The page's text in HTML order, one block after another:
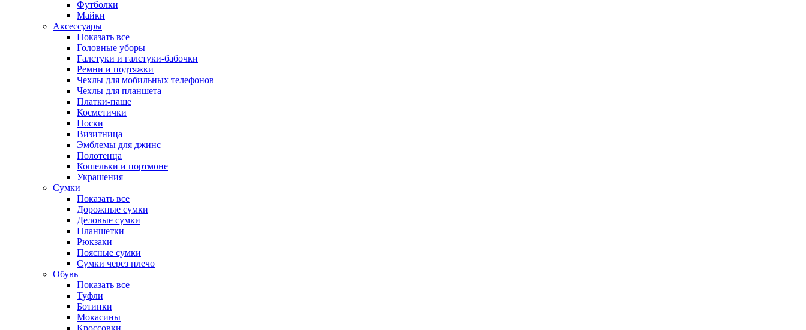
Футболки
Майки
Аксессуары
Показать все
Головные уборы
Галстуки и галстуки-бабочки
Ремни и подтяжки
Чехлы для мобильных телефонов
Чехлы для планшета
Платки-паше
Косметички
Носки
Визитница
Эмблемы для джинс
Полотенца
Кошельки и портмоне
Украшения
Сумки
Показать все
Дорожные сумки
Деловые сумки
Планшетки
Рюкзаки
Поясные сумки
Сумки через плечо
Обувь
Показать все
Туфли
Ботинки
Мокасины
Кроссовки